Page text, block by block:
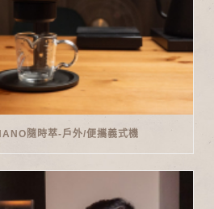
隨時萃-戶外/便攜義式機